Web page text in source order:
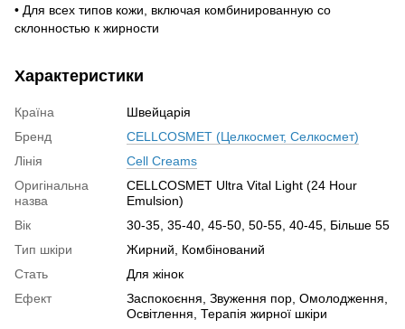
• Для всех типов кожи, включая комбинированную со
склонностью к жирности
Характеристики
Країна
Швейцарія
Бренд
CELLCOSMET (Целкосмет, Селкосмет)
Лінія
Cell Creams
Оригінальна
назва
CELLCOSMET Ultra Vital Light (24 Hour
Emulsion)
Вік
30-35, 35-40, 45-50, 50-55, 40-45, Більше 55
Тип шкіри
Жирний, Комбінований
Стать
Для жінок
Ефект
Заспокоєння, Звуження пор, Омолодження,
Освітлення, Терапія жирної шкіри